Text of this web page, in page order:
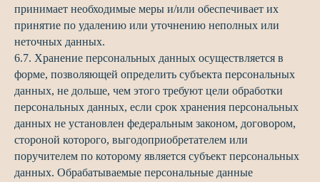
принимает необходимые меры и/или обеспечивает их
принятие по удалению или уточнению неполных или
неточных данных.
6.7. Хранение персональных данных осуществляется в
форме, позволяющей определить субъекта персональных
данных, не дольше, чем этого требуют цели обработки
персональных данных, если срок хранения персональных
данных не установлен федеральным законом, договором,
стороной которого, выгодоприобретателем или
поручителем по которому является субъект персональных
данных. Обрабатываемые персональные данные